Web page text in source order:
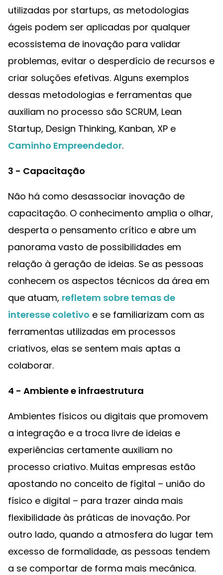
utilizadas por startups, as metodologias
ágeis podem ser aplicadas por qualquer
ecossistema de inovação para validar
problemas, evitar o desperdício de recursos e
criar soluções efetivas. Alguns exemplos
dessas metodologias e ferramentas que
auxiliam no processo são SCRUM, Lean
Startup, Design Thinking, Kanban, XP e
Caminho Empreendedor.
3 - Capacitação
Não há como desassociar inovação de
capacitação. O conhecimento amplia o olhar,
desperta o pensamento crítico e abre um
panorama vasto de possibilidades em
relação à geração de ideias. Se as pessoas
conhecem os aspectos técnicos da área em
que atuam, refletem sobre temas de
interesse coletivo e se familiarizam com as
ferramentas utilizadas em processos
criativos, elas se sentem mais aptas a
colaborar.
4 - Ambiente e infraestrutura
Ambientes físicos ou digitais que promovem
a integração e a troca livre de ideias e
experiências certamente auxiliam no
processo criativo. Muitas empresas estão
apostando no conceito de fígital – união do
físico e digital – para trazer ainda mais
flexibilidade às práticas de inovação. Por
outro lado, quando a atmosfera do lugar tem
excesso de formalidade, as pessoas tendem
a se comportar de forma mais mecânica.